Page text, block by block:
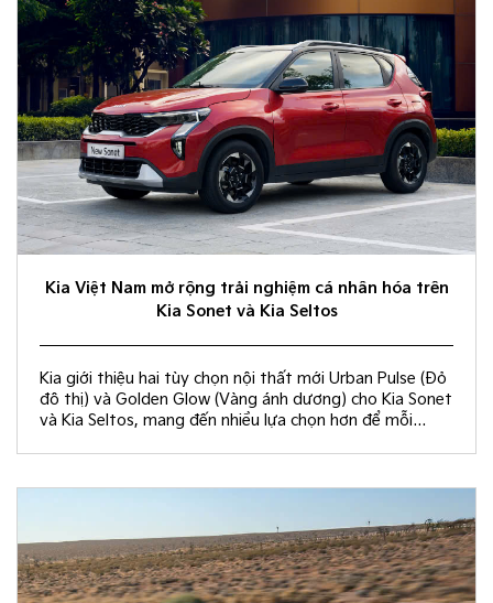
Kia Việt Nam mở rộng trải nghiệm cá nhân hóa trên
Kia Sonet và Kia Seltos
Kia giới thiệu hai tùy chọn nội thất mới Urban Pulse (Đỏ
đô thị) và Golden Glow (Vàng ánh dương) cho Kia Sonet
và Kia Seltos, mang đến nhiều lựa chọn hơn để mỗi